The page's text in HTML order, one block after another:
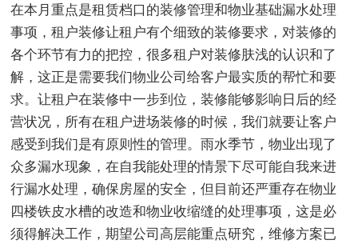
在本月重点是租赁档口的装修管理和物业基础漏水处理
事项，租户装修让租户有个细致的装修要求，对装修的
各个环节有力的把控，很多租户对装修肤浅的认识和了
解，这正是需要我们物业公司给客户最实质的帮忙和要
求。让租户在装修中一步到位，装修能够影响日后的经
营状况，所有在租户进场装修的时候，我们就要让客户
感受到我们是有原则性的管理。雨水季节，物业出现了
众多漏水现象，在自我能处理的情景下尽可能自我来进
行漏水处理，确保房屋的安全，但目前还严重存在物业
四楼铁皮水槽的改造和物业收缩缝的处理事项，这是必
须得解决工作，期望公司高层能重点研究，维修方案已